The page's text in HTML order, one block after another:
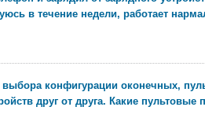
в течение недели, работает
конфигурации оконечных,
друг от друга. Какие